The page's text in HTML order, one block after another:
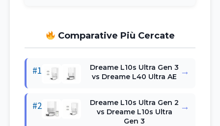
Comparative Più Cercate
#1
Dreame L10s Ultra Gen 3
vs Dreame L40 Ultra AE
→
#2
Dreame L10s Ultra Gen 2
vs Dreame L10s Ultra
Gen 3
→